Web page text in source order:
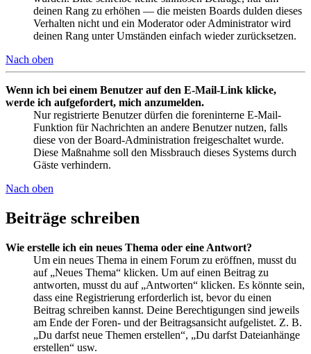
deinen Rang zu erhöhen — die meisten Boards dulden dieses
Verhalten nicht und ein Moderator oder Administrator wird
deinen Rang unter Umständen einfach wieder zurücksetzen.
Nach oben
Wenn ich bei einem Benutzer auf den E-Mail-Link klicke,
werde ich aufgefordert, mich anzumelden.
Nur registrierte Benutzer dürfen die foreninterne E-Mail-
Funktion für Nachrichten an andere Benutzer nutzen, falls
diese von der Board-Administration freigeschaltet wurde.
Diese Maßnahme soll den Missbrauch dieses Systems durch
Gäste verhindern.
Nach oben
Beiträge schreiben
Wie erstelle ich ein neues Thema oder eine Antwort?
Um ein neues Thema in einem Forum zu eröffnen, musst du
auf „Neues Thema“ klicken. Um auf einen Beitrag zu
antworten, musst du auf „Antworten“ klicken. Es könnte sein,
dass eine Registrierung erforderlich ist, bevor du einen
Beitrag schreiben kannst. Deine Berechtigungen sind jeweils
am Ende der Foren- und der Beitragsansicht aufgelistet. Z. B.
„Du darfst neue Themen erstellen“, „Du darfst Dateianhänge
erstellen“ usw.